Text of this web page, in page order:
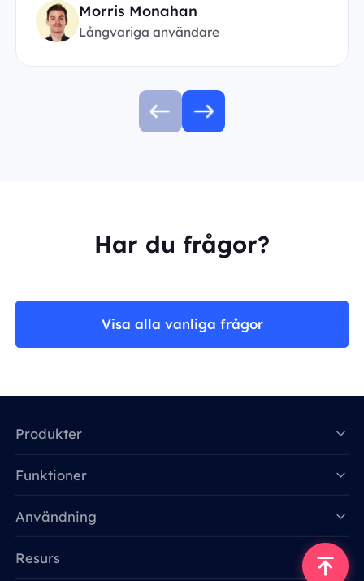
Morris Monahan
Långvariga användare
Har du frågor?
Visa alla vanliga frågor
Produkter
Funktioner
Användning
Resurs